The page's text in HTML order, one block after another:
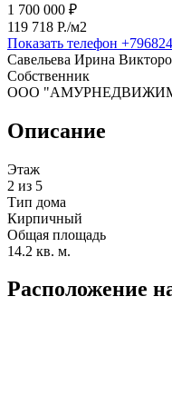
1 700 000 ₽
119 718 P./м2
Показать телефон
Савельева Ирина
Собственник
ООО
Описание
Этаж
2 из 5
Тип дома
Кирпичный
Общая площадь
14.2 кв. м.
Расположение